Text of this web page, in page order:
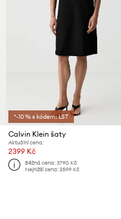
*-10 % s kódem: LST
Calvin Klein šaty
Aktuální cena:
2399 Kč
Běžná cena: 3790 Kč
Nejnižší cena: 2599 Kč